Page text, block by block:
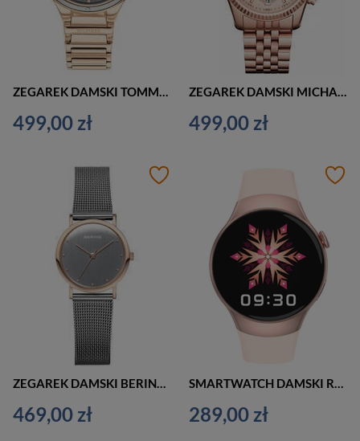
ZEGAREK DAMSKI TOMMY HILFIGER Eve 1782277 (zf547a)
499,00 zł
ZEGAREK DAMSKI MICHAEL KORS MK5569 - LEXINGTON (zx735a)
499,00 zł
469,00 zł 289,00 zł